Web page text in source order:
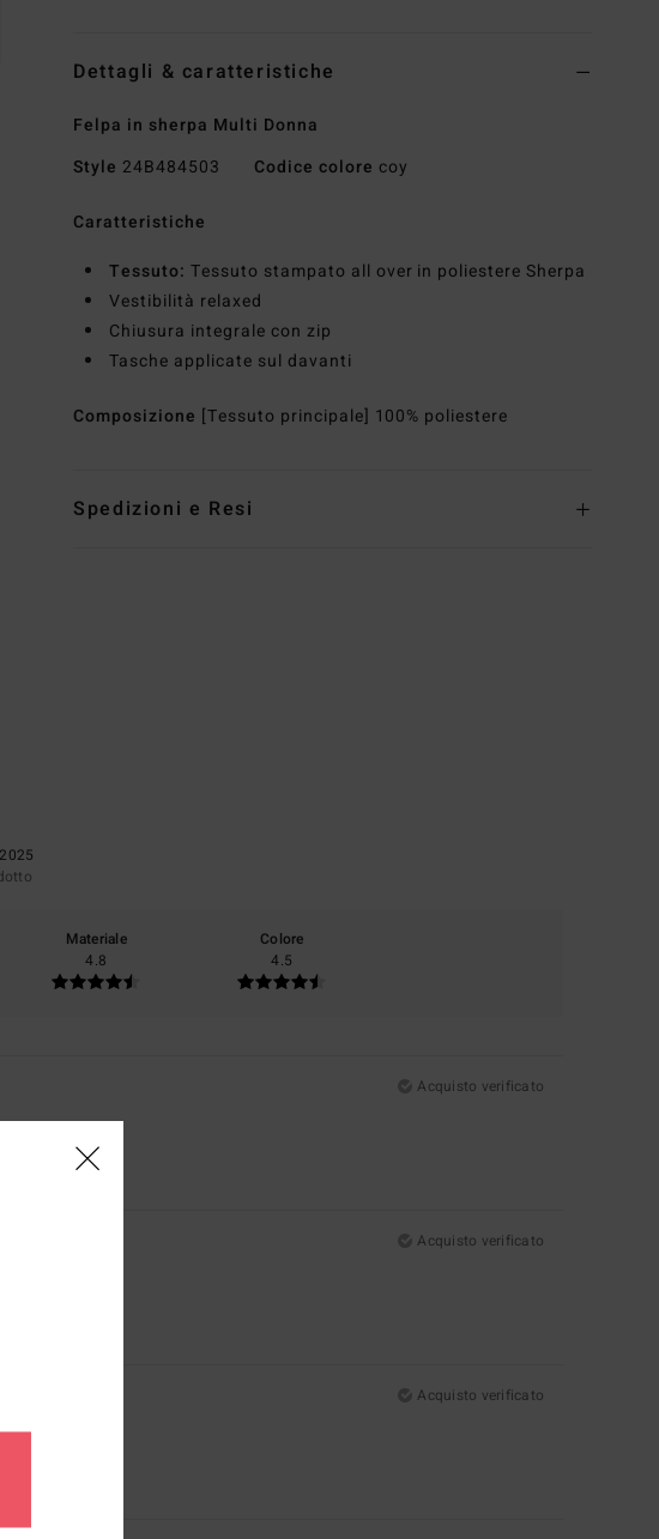
Dettagli & caratteristiche
Felpa in sherpa Multi Donna
Style 24B484503 Codice colore coy
Caratteristiche
Tessuto: Tessuto stampato all over in poliestere Sherpa
Vestibilità relaxed
Chiusura integrale con zip
Tasche applicate sul davanti
Composizione [Tessuto principale] 100% poliestere
Spedizioni e Resi
Materiale
4.8
Colore
4.5
Acquisto verificato
Acquisto verificato
inferiore
Acquisto verificato